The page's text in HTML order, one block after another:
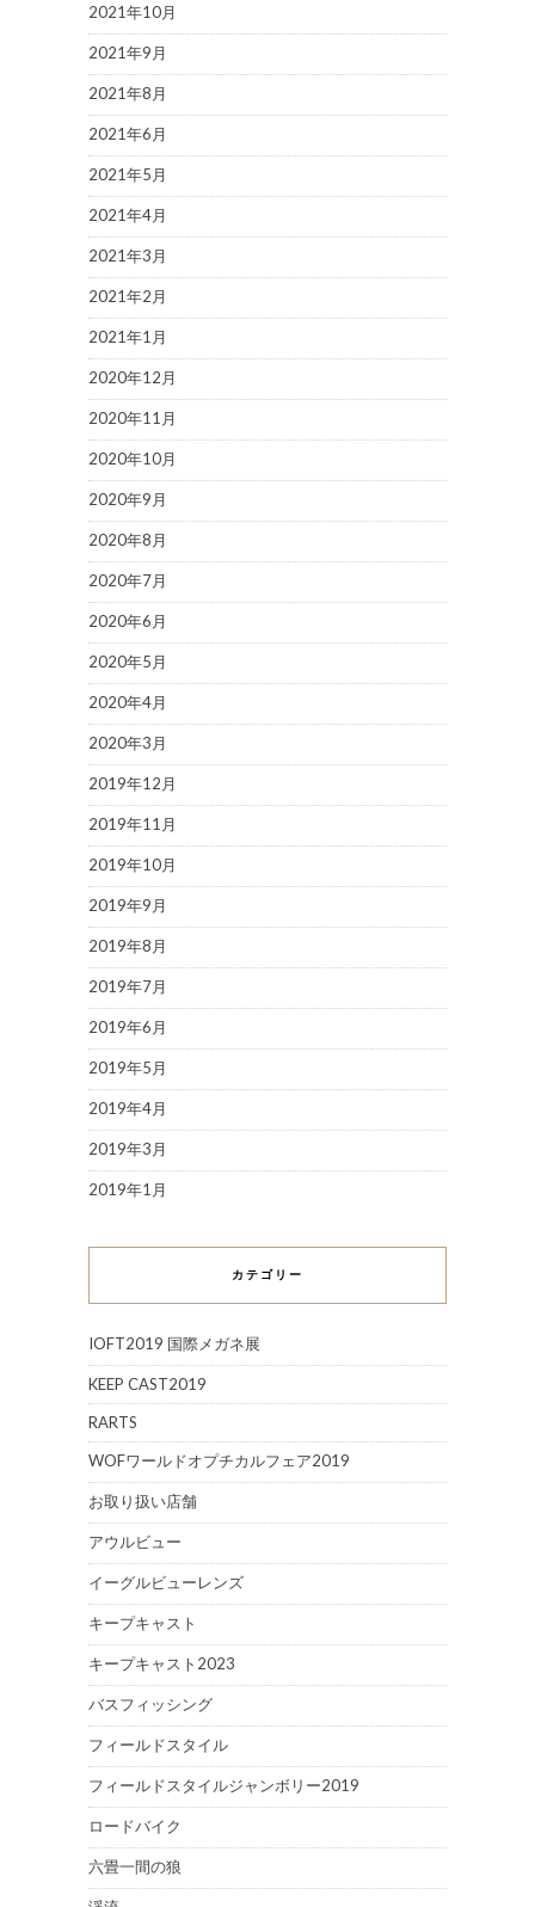
2021年10月
2021年9月
2021年8月
2021年6月
2021年5月
2021年4月
2021年3月
2021年2月
2021年1月
2020年12月
2020年11月
2020年10月
2020年9月
2020年8月
2020年7月
2020年6月
2020年5月
2020年4月
2020年3月
2019年12月
2019年11月
2019年10月
2019年9月
2019年8月
2019年7月
2019年6月
2019年5月
2019年4月
2019年3月
2019年1月
カテゴリー
IOFT2019 国際メガネ展
KEEP CAST2019
RARTS
WOFワールドオプチカルフェア2019
お取り扱い店舗
アウルビュー
イーグルビューレンズ
キープキャスト
キープキャスト2023
バスフィッシング
フィールドスタイル
フィールドスタイルジャンボリー2019
ロードバイク
六畳一間の狼